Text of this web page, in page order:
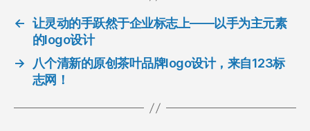
← 让灵动的手跃然于企业标志上——以手为主元素
的logo设计
→
八个清新的原创茶叶品牌logo设计，来自123标
志网！